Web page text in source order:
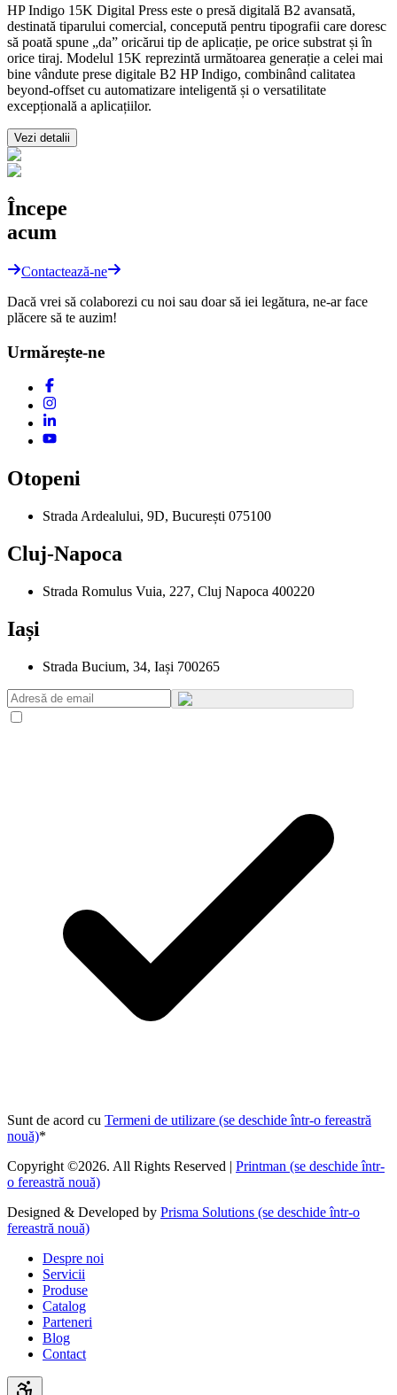
HP Indigo 15K Digital Press este o presă digitală B2 avansată,
destinată tiparului comercial, concepută pentru tipografii care doresc
să poată spune „da” oricărui tip de aplicație, pe orice substrat și în
orice tiraj. Modelul 15K reprezintă următoarea generație a celei mai
bine vândute prese digitale B2 HP Indigo, combinând calitatea
beyond-offset cu automatizare inteligentă și o versatilitate
excepțională a aplicațiilor.
Vezi detalii
Începe
acum
Contactează-ne
Dacă vrei să colaborezi cu noi sau doar să iei legătura, ne-ar face
plăcere să te auzim!
Urmărește-ne
Otopeni
Strada Ardealului, 9D, București 075100
Cluj-Napoca
Strada Romulus Vuia, 227, Cluj Napoca 400220
Iași
Strada Bucium, 34, Iași 700265
Sunt de acord cu Termeni de utilizare (se deschide într-o fereastră
nouă)*
Copyright ©2026. All Rights Reserved | Printman (se deschide într-
o fereastră nouă)
Designed & Developed by Prisma Solutions (se deschide într-o
fereastră nouă)
Despre noi
Servicii
Produse
Catalog
Parteneri
Blog
Contact